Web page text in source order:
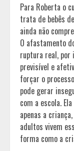
Para Roberta o
trata de bebês
ainda não
O afastamento
ruptura real, por
previsível e
forçar o
pode gerar
com a escola.
apenas a
adultos vivem
forma como a